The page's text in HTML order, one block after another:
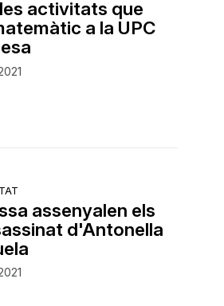
activitats que
a la UPC
assenyalen els
d'Antonella